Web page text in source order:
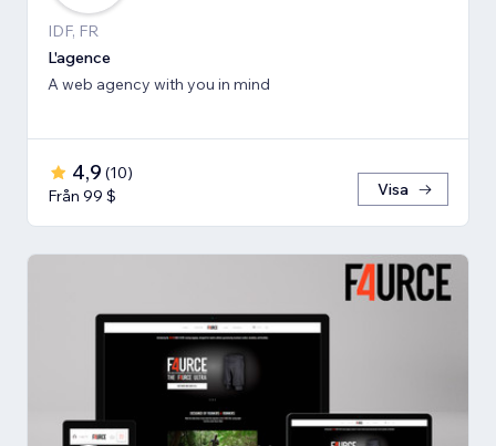
IDF, FR
L'agence
A web agency with you in mind
4,9 (10)
Från 99 $
Visa